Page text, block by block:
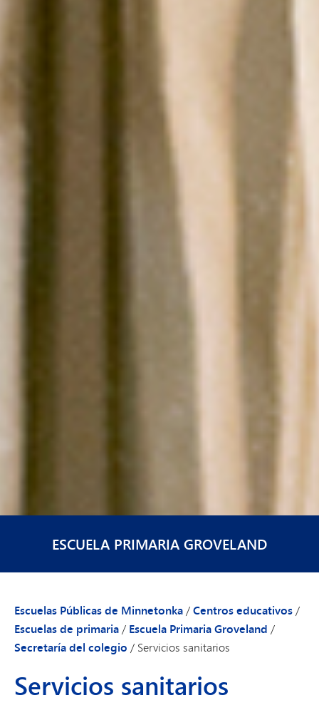
ESCUELA PRIMARIA GROVELAND
Escuelas Públicas de Minnetonka/Centros educativos/
Escuelas de primaria/ Escuela Primaria Groveland /
Secretaría del colegio / Servicios sanitarios
Servicios sanitarios